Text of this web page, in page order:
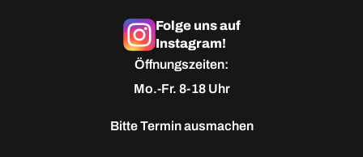
Folge uns auf
Instagram!
Öffnungszeiten:
Mo.-Fr. 8-18 Uhr
BitteTermin ausmachen